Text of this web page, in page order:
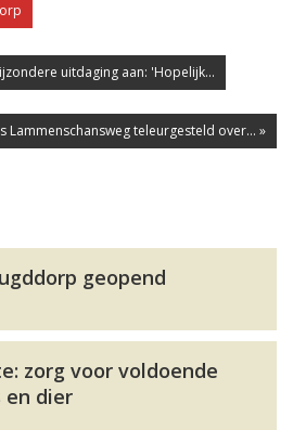
uitdaging aan: 'Hopelijk...
Lammenschansweg teleurgesteld over... »
geopend
zorg voor voldoende
en dier